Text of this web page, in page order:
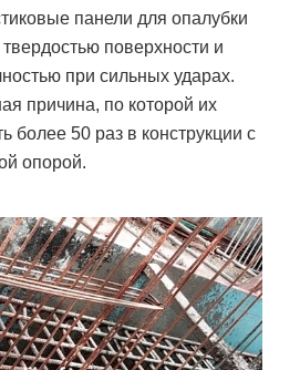
панели для опалубки
поверхности и
при сильных ударах.
причина, по которой их
более 50 раз в конструкции с
опорой.